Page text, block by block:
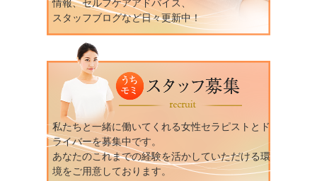
情報、セルフケアアドバイス、
スタッフブログなど日々更新中！
私たちと一緒に働いてくれる女性セラピストとド
ライバーを募集中です。
あなたのこれまでの経験を活かしていただける環
境をご用意しております。